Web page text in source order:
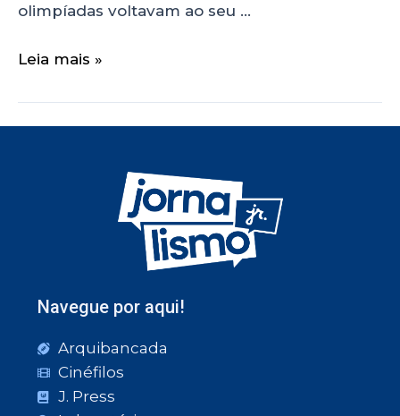
olimpíadas voltavam ao seu …
Leia mais »
Navegue por aqui!
Arquibancada
Cinéfilos
J. Press